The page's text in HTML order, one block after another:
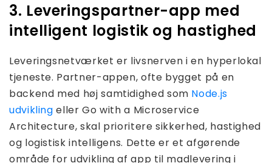
3. Leveringspartner-app med
intelligent logistik og hastighed
Leveringsnetværket er livsnerven i en hyperlokal
tjeneste. Partner-appen, ofte bygget på en
backend med høj samtidighed som Node.js
udvikling eller Go with a Microservice
Architecture, skal prioritere sikkerhed, hastighed
og logistisk intelligens. Dette er et afgørende
område for udvikling af app til madlevering i